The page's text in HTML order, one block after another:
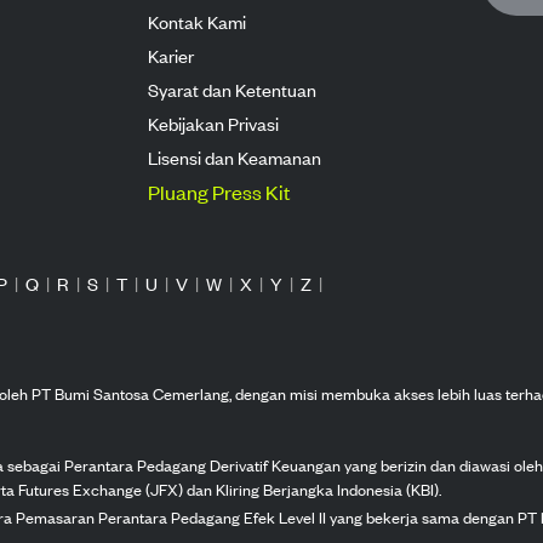
Kontak Kami
Karier
Syarat dan Ketentuan
Kebijakan Privasi
Lisensi dan Keamanan
Pluang Press Kit
| Q | R | S | T | U | V | W | X | Y | Z |
PT Bumi Santosa Cemerlang, dengan misi membuka akses lebih luas
Perantara Pedagang Derivatif Keuangan yang berizin dan diawasi
Futures Exchange (JFX) dan Kliring Berjangka Indonesia (KBI).
Pemasaran Perantara Pedagang Efek Level II yang bekerja sama dengan